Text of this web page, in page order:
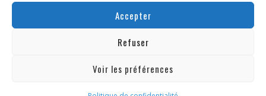
Accepter
Refuser
Voir les préférences
Intervention en entreprise
Forum des entreprises engagées